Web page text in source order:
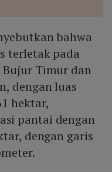
bahwa
terletak pada
Bujur Timur dan
dengan luas
hektar,
pantai dengan
dengan garis